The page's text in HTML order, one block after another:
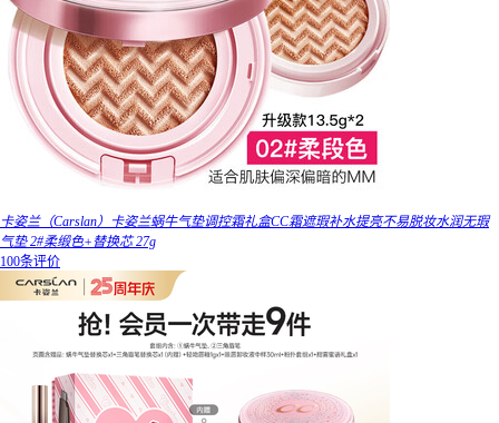
卡姿兰（Carslan）卡姿兰蜗牛气垫调控霜礼盒CC霜遮瑕补水提亮不易脱妆水润无瑕
气垫 2#柔缎色+替换芯 27g
100条评价